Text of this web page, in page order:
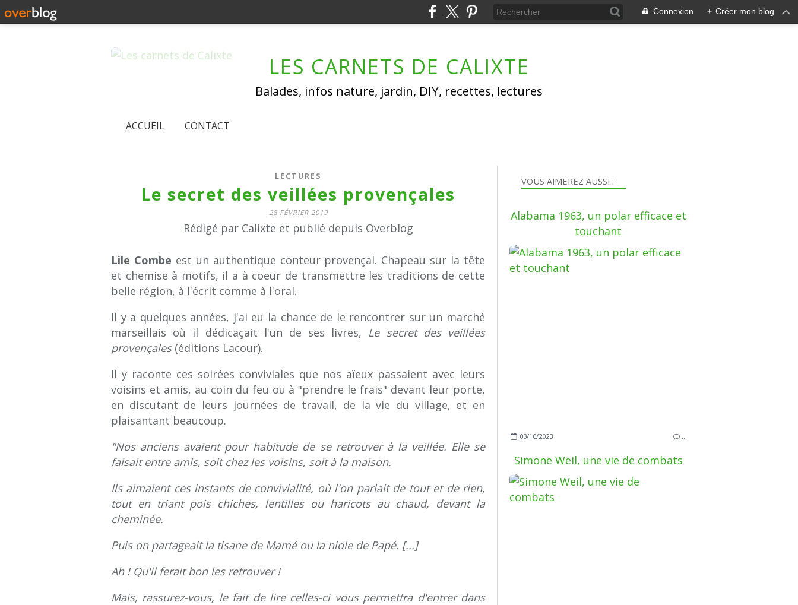
Connexion + Créer mon blog
LES CARNETS DE CALIXTE
Balades, infos nature, jardin, DIY, recettes, lectures
ACCUEIL CONTACT
LECTURES
Le secret des veillées provençales
28 FÉVRIER 2019
Rédigé par Calixte et publié depuis Overblog
Lile Combe est un authentique conteur provençal. Chapeau sur la tête
et chemise à motifs, il a à coeur de transmettre les traditions de cette
belle région, à l'écrit comme à l'oral.
Il y a quelques années, j'ai eu la chance de le rencontrer sur un marché
marseillais où il dédicaçait l'un de ses livres, Le secret des veillées
provençales(éditions Lacour).
Il y raconte ces soirées conviviales que nos aïeux passaient avec leurs
voisins et amis, au coin du feu ou à "prendre le frais" devant leur porte,
en discutant de leurs journées de travail, de la vie du village, et en
plaisantant beaucoup.
"Nos anciens avaient pour habitude de se retrouver à la veillée. Elle se
faisait entre amis, soit chez les voisins, soit à la maison.
Ils aimaient ces instants de convivialité, où l'on parlait de tout et de rien,
tout en triant pois chiches, lentilles ou haricots au chaud, devant la
cheminée.
Puis on partageait la tisane de Mamé ou la niole de Papé. [...]
Ah ! Qu'il ferait bon les retrouver !
Mais, rassurez-vous, le fait de lire celles-ci vous permettra d'entrer dans
VOUS AIMEREZ AUSSI :
Alabama 1963, un polar efficace et
touchant
03/10/2023
Simone Weil, une vie de combats